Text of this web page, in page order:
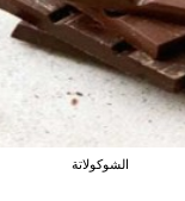
الشوكولاتة